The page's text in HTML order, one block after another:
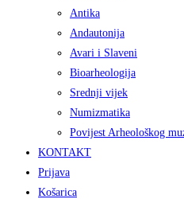
Antika
Andautonija
Avari i Slaveni
Bioarheologija
Srednji vijek
Numizmatika
Povijest Arheološkog
KONTAKT
Prijava
Košarica